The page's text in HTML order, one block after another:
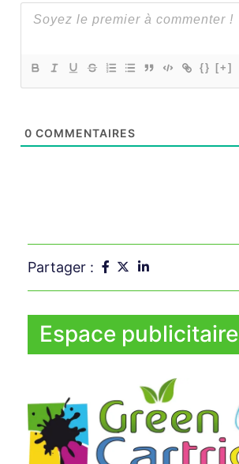
{} [+]
0 COMMENTAIRES
Partager :
Espace publicitaire